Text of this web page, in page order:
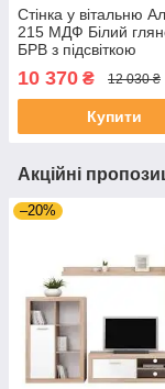
Стінка у вітальню
215 МДФ Білий
БРВ з підсвіткою
10 370 ₴ 12 030 ₴
Купити
Акційні
–20%